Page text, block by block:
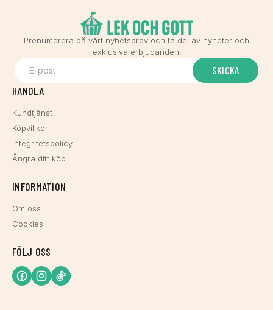
Prenumerera på vårt nyhetsbrev och ta del av nyheter och
exklusiva erbjudanden!
SKICKA
HANDLA
Kundtjänst
Köpvillkor
Integritetspolicy
Ångra ditt köp
INFORMATION
Om oss
Cookies
FÖLJ OSS